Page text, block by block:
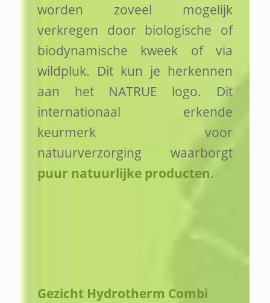
worden zoveel mogelijk
verkregen door biologische of
biodynamische kweek of via
wildpluk. Dit kun je herkennen
aan het NATRUE logo. Dit
internationaal erkende
keurmerk voor
natuurverzorging waarborgt
puur natuurlijke producten.
Gezicht Hydrotherm Combi